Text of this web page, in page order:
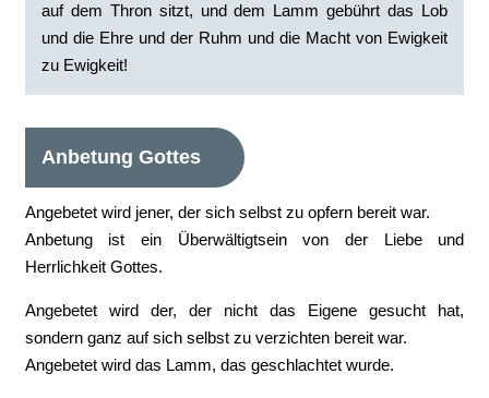
auf dem Thron sitzt, und dem Lamm gebührt das Lob
und die Ehre und der Ruhm und die Macht von Ewigkeit
zu Ewigkeit!
Anbetung Gottes
Angebetet wird jener, der sich selbst zu opfern bereit war.
Anbetung ist ein Überwältigtsein von der Liebe und
Herrlichkeit Gottes.
Angebetet wird der, der nicht das Eigene gesucht hat,
sondern ganz auf sich selbst zu verzichten bereit war.
Angebetet wird das Lamm, das geschlachtet wurde.